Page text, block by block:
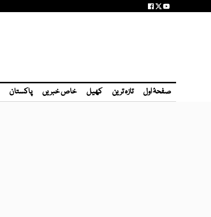
صفحۂ اول تازہ ترین کھیل خاص خبریں پاکستان